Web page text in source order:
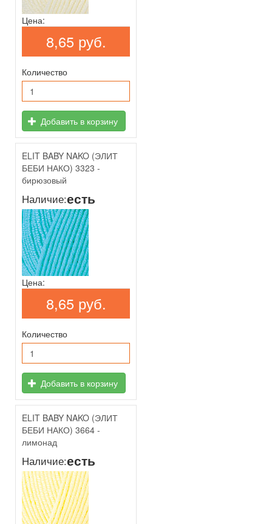
Цена:
8,65 руб.
Количество
Добавить в корзину
ELIT BABY NAKO (ЭЛИТ
БЕБИ НАКО) 3323 -
бирюзовый
Наличие:есть
Цена:
8,65 руб.
Количество
Добавить в корзину
ELIT BABY NAKO (ЭЛИТ
БЕБИ НАКО) 3664 -
лимонад
Наличие:есть